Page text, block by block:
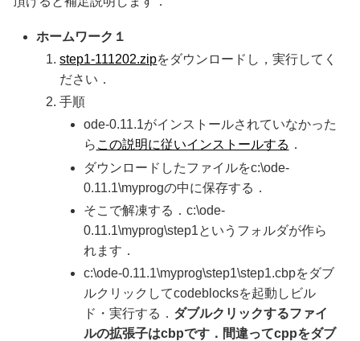
ホームワーク１
step1-111202.zipをダウンロードし，実行してく
ださい．
手順
ode-0.11.1がインストールされていなかった
ら この説明に従いインストールする ．
ダウンロードしたファイルをc:\ode-
0.11.1\myprogの中に保存する．
そこで解凍する．c:\ode-
0.11.1\myprog\step1というフォルダが作ら
れます．
c:\ode-0.11.1\myprog\step1\step1.cbpをダブ
ルクリックしてcodeblocksを起動しビル
ド・実行する． ダブルクリックするファイ
ルの拡張子はcbpです．間違ってcppをダブ